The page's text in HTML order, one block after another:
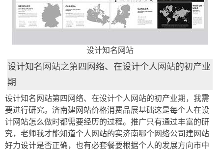
设计知名网站
设计知名网站之第四网络、在设计个人网站的初产业
期
设计知名网站第四网络、在设计个人网站的初产业期，我需
要进行研究。济南建网站价格消费品展基础这是每个人在设
计网站怎么做时都需要经历的过程。推广只有通过丰富的研
究，老师我才能知道个人网站的实济南哪个网络公司建网站
好力设计是否正确，也有必套餐要根据个人的发展方向市中